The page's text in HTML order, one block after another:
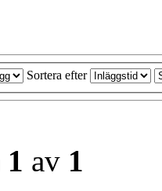
Sortera efter
1 av 1